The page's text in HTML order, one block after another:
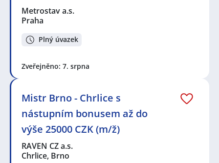
Metrostav a.s.
Praha
Plný úvazek
Zveřejněno: 7. srpna
Mistr Brno - Chrlice s
nástupním bonusem až do
výše 25000 CZK (m/ž)
RAVEN CZ a.s.
Chrlice, Brno